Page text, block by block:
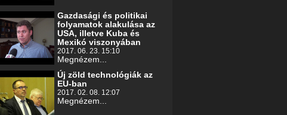
Gazdasági és politikai
folyamatok alakulása az
USA, illetve Kuba és
Mexikó viszonyában
2017. 06. 23. 15:10
Megnézem...
Új zöld technológiák az
EU-ban
2017. 02. 08. 12:07
Megnézem...